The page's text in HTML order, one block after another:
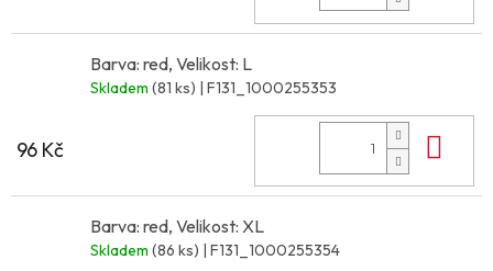
Barva: red, Velikost: L
Skladem (81 ks) | F131_1000255353
96 Kč
Barva: red, Velikost: XL
Skladem (86 ks) | F131_1000255354